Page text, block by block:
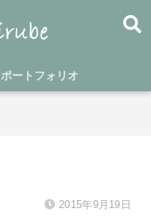
ポートフォリオ
2015年9月19日